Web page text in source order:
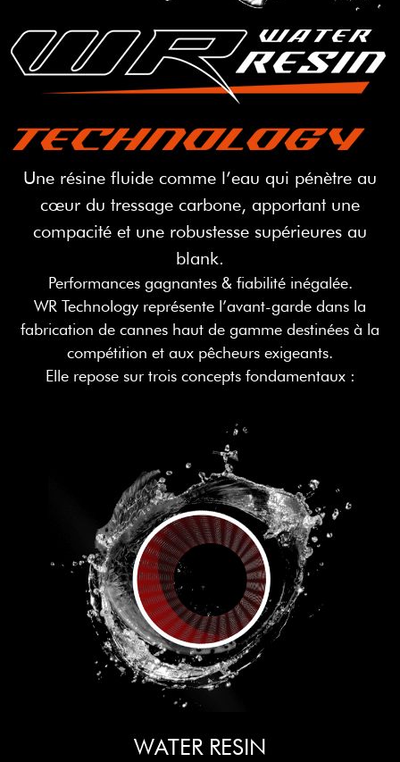
Une résine fluide comme l’eau qui pénètre au
cœur du tressage carbone, apportant une
compacité et une robustesse supérieures au
blank.
Performances gagnantes & fiabilité inégalée.
WR Technology représente l’avant-garde dans la
fabrication de cannes haut de gamme destinées à la
compétition et aux pêcheurs exigeants.
Elle repose sur trois concepts fondamentaux :
WATER RESIN